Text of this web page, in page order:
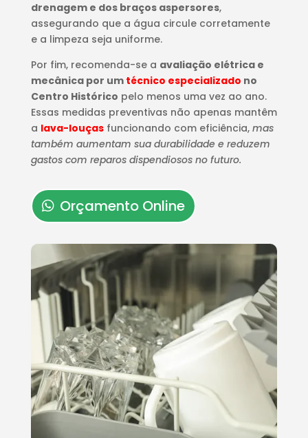
drenagem e dos braços aspersores,
assegurando que a água circule corretamente
e a limpeza seja uniforme.
Por fim, recomenda-se a avaliação elétrica e
mecânica por um técnico especializado no
Centro Histórico pelo menos uma vez ao ano.
Essas medidas preventivas não apenas mantêm
a lava-louçasfuncionando com eficiência, mas
também aumentam sua durabilidade e reduzem
gastos com reparos dispendiosos no futuro.
Orçamento Online